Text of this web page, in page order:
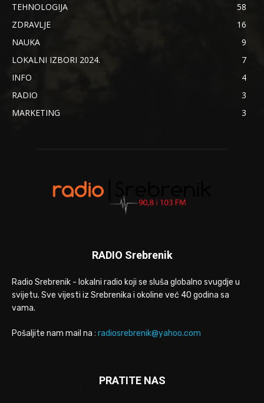
TEHNOLOGIJA
58
ZDRAVLJE
16
NAUKA
9
LOKALNI IZBORI 2024.
7
INFO
4
RADIO
3
MARKETING
3
RADIO Srebrenik
Radio Srebrenik - lokalni radio koji se sluša globalno svugdje u
svijetu. Sve vijesti iz Srebrenika i okoline već 40 godina sa
vama.
Pošaljite nam mail na : radiosrebrenik@yahoo.com
PRATITE NAS